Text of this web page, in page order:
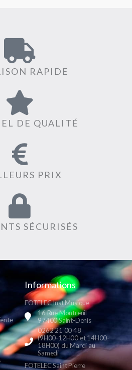
RAPIDE
DE QUALITÉ
PRIX
SÉCURISÉS
Informations
FOTELEC Inst Musique
16 Rue Montreuil
97400 Saint-Denis
0262 21 00 48
(9H00-12H00 et 14H00-
18H00) du Mardi au
Samedi
FOTELEC Saint Pierre